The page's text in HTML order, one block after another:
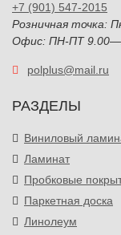
+7 (901) 547-2015
Розничная точка:
Офис: ПН-ПТ
polplus@mail.ru
РАЗДЕЛЫ
Виниловый
Ламинат
Пробковые
Паркетная доска
Линолеум